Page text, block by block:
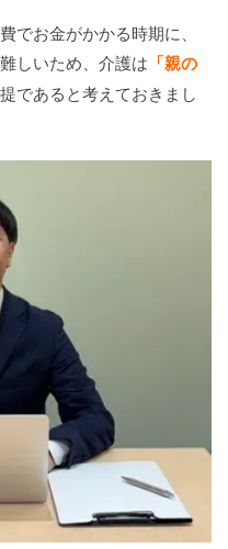
でお金がかかる時期に、
しいため、介護は 「親の
であると考えておきまし